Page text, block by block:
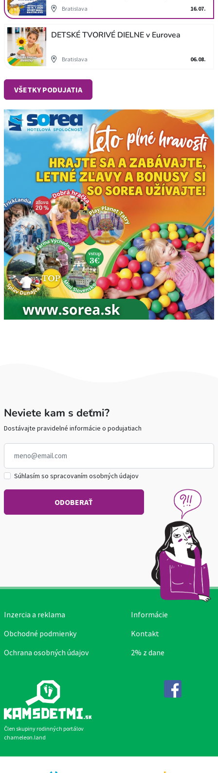
Bratislava 16.07.
DETSKÉ TVORIVÉ DIELNE v Eurovea
Bratislava 06.08.
VŠETKY PODUJATIA
Neviete kam s deťmi?
Dostávajte pravidelné informácie o podujatiach
Súhlasím so spracovaním osobných údajov
Člen skupiny rodinných portálov
chameleon.land
Inzercia a reklama
Obchodné podmienky
Ochrana osobných údajov
Informácie
Kontakt
2% z dane